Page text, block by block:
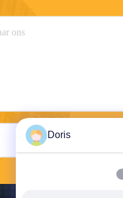
Doris